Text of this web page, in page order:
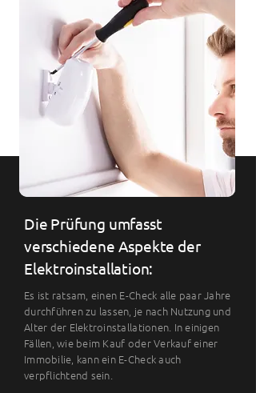
Die Prüfung umfasst
verschiedene Aspekte der
Elektroinstallation:
Es ist ratsam, einen E-Check alle paar Jahre
durchführen zu lassen, je nach Nutzung und
Alter der Elektroinstallationen. In einigen
Fällen, wie beim Kauf oder Verkauf einer
Immobilie, kann ein E-Check auch
verpflichtend sein.